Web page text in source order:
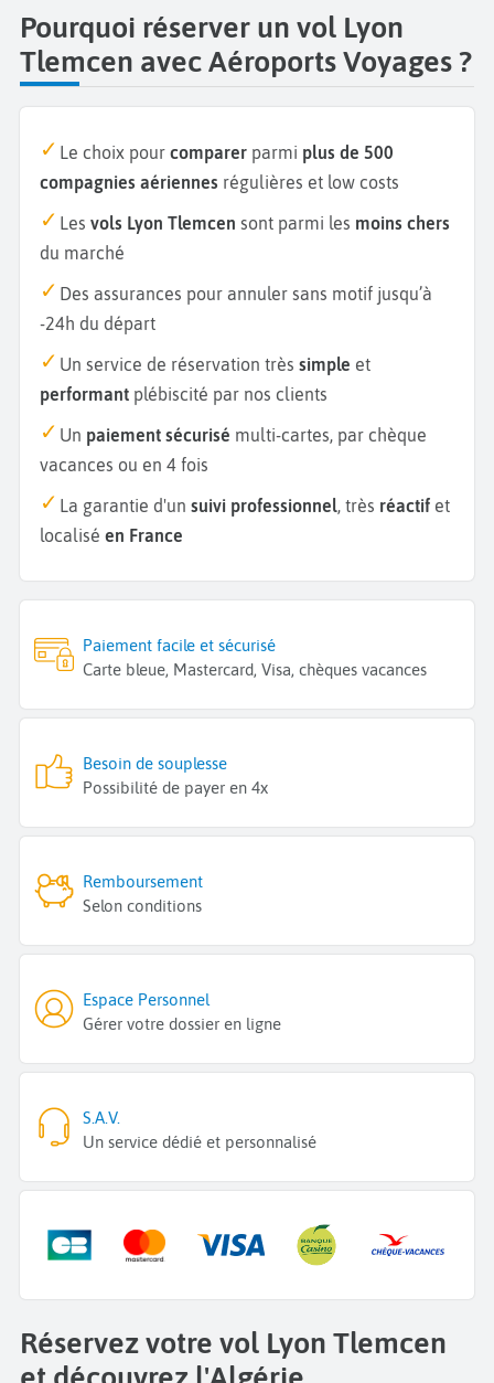
Pourquoi réserver un vol Lyon
Tlemcen avec Aéroports Voyages ?
Le choix pour comparer parmi plus de 500
compagnies aériennes régulières et low costs
Les vols Lyon Tlemcen sont parmi les moins chers
du marché
Des assurances pour annuler sans motif jusqu’à
-24h du départ
Un service de réservation très simple et
performant plébiscité par nos clients
Un paiement sécurisé multi-cartes, par chèque
vacances ou en 4 fois
La garantie d'un suivi professionnel, très réactif et
localisé en France
Paiement facile et sécurisé
Carte bleue, Mastercard, Visa, chèques vacances
Besoin de souplesse
Possibilité de payer en 4x
Remboursement
Selon conditions
Espace Personnel
Gérer votre dossier en ligne
S.A.V.
Un service dédié et personnalisé
Réservez votre vol Lyon Tlemcen